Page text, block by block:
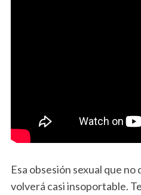
Esa obsesión sexual que no
volverá casi insoportable.